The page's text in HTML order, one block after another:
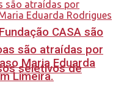
CASA são
seletivos de
são atraídas por
Maria Eduarda
Limeira.